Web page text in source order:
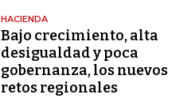
HACIENDA
Bajo crecimiento, alta
desigualdad y poca
gobernanza, los nuevos
retos regionales